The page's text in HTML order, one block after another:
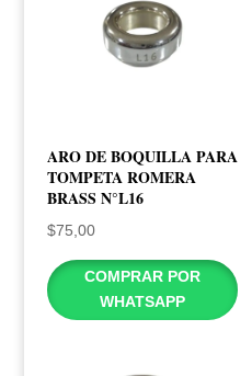
ARO DE BOQUILLA PARA
TOMPETA ROMERA
BRASS N°L16
$75,00
COMPRAR POR
WHATSAPP